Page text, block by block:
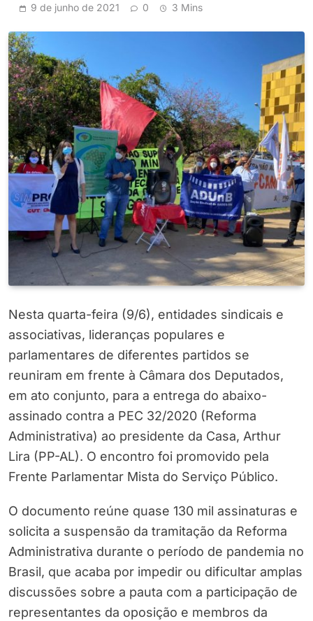
9 de junho de 2021 0 3 Mins
Nesta quarta-feira (9/6), entidades sindicais e
associativas, lideranças populares e
parlamentares de diferentes partidos se
reuniram em frente à Câmara dos Deputados,
em ato conjunto, para a entrega do abaixo-
assinado contra a PEC 32/2020 (Reforma
Administrativa) ao presidente da Casa, Arthur
Lira (PP-AL). O encontro foi promovido pela
Frente Parlamentar Mista do Serviço Público.
O documento reúne quase 130 mil assinaturas e
solicita a suspensão da tramitação da Reforma
Administrativa durante o período de pandemia no
Brasil, que acaba por impedir ou dificultar amplas
discussões sobre a pauta com a participação de
representantes da oposição e membros da